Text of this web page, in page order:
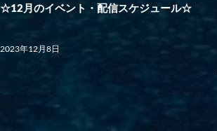
☆12月のイベント・配信スケジュール☆
2023年12月8日